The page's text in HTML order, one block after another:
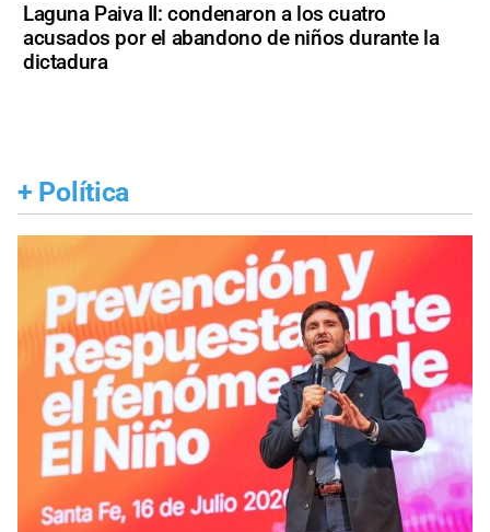
Laguna Paiva II: condenaron a los cuatro
acusados por el abandono de niños durante la
dictadura
+ Política